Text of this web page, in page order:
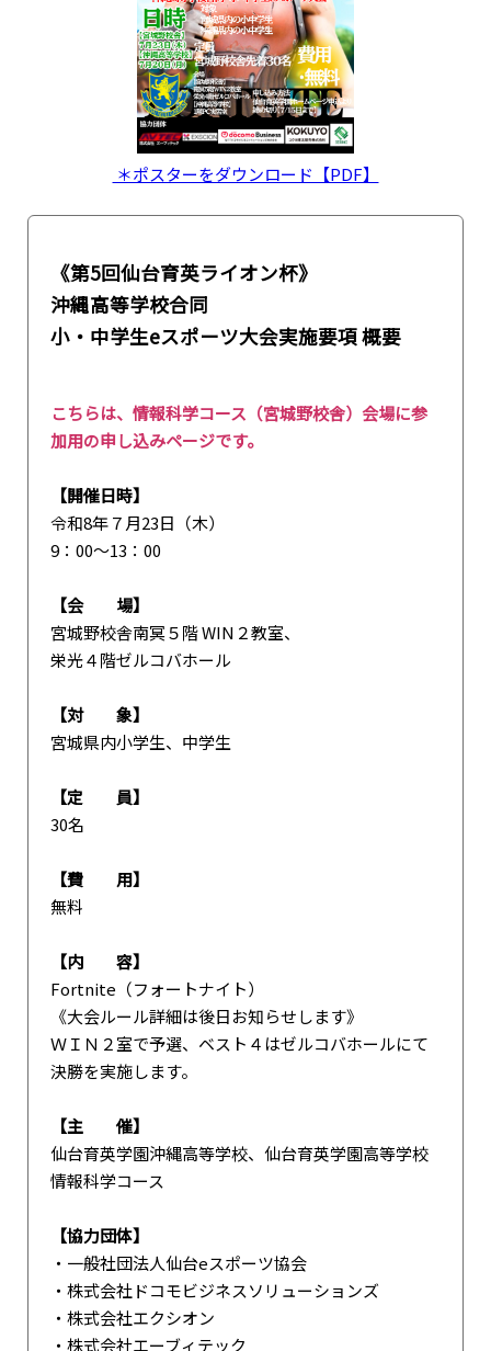
＊ポスターをダウンロード【PDF】
《第5回仙台育英ライオン杯》
沖縄高等学校合同
小・中学生eスポーツ大会実施要項 概要
こちらは、情報科学コース（宮城野校舎）会場に参
加用の申し込みページです。
【開催日時】
令和8年７月23日（木）
9：00～13：00
【会 場】
宮城野校舎南冥５階 WIN２教室、
栄光４階ゼルコバホール
【対 象】
宮城県内小学生、中学生
【定 員】
30名
【費 用】
無料
【内 容】
Fortnite（フォートナイト）
《大会ルール詳細は後日お知らせします》
ＷＩＮ２室で予選、ベスト４はゼルコバホールにて
決勝を実施します。
【主 催】
仙台育英学園沖縄高等学校、仙台育英学園高等学校
情報科学コース
【協力団体】
・一般社団法人仙台eスポーツ協会
・株式会社ドコモビジネスソリューションズ
・株式会社エクシオン
・株式会社エーブィテック